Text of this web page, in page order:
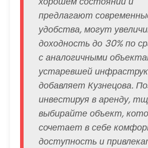
предлагают
удобства, могут
доходность до 30% по
с аналогичными
устаревшей
добавляет Кузнецова.
инвестируя в аренду,
выбирайте объект,
сочетает в себе
доступность и